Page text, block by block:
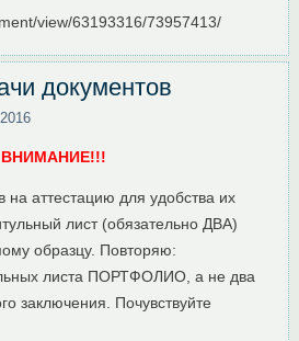
view/63193316/73957413/
документов
ВНИМАНИЕ!!!
на аттестацию для удобства их
лист (обязательно ДВА)
образцу. Повторяю:
листа ПОРТФОЛИО, а не два
заключения. Почувствуйте